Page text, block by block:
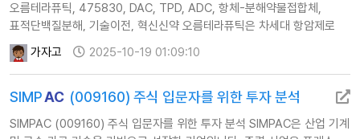
오름테라퓨틱, 475830, DAC, TPD, ADC, 항체-분해약물접합체,
표적단백질분해, 기술이전, 혁신신약 오름테라퓨틱은 차세대 항암제로
주목받는 DAC(Degrader-Antibody Conjugate) 플랫폼을 개발하는
혁신 신약 기업입니다. DAC는 기존 ADC(항체약물접합체) 기술에
TPD(표적단백질분해) 기술을 융합한 것으로, 암세포를 더욱 정확히
표적하고, 질병을 유발하는 단백질 자체를 분해하여 치료 효율을 극…
가자고 2025-10-19 01:09:10
SIMPAC (009160) 주식 입문자를 위한 투자 분석
SIMPAC (009160) 주식 입문자를 위한 투자 분석 SIMPAC은 산업 기계